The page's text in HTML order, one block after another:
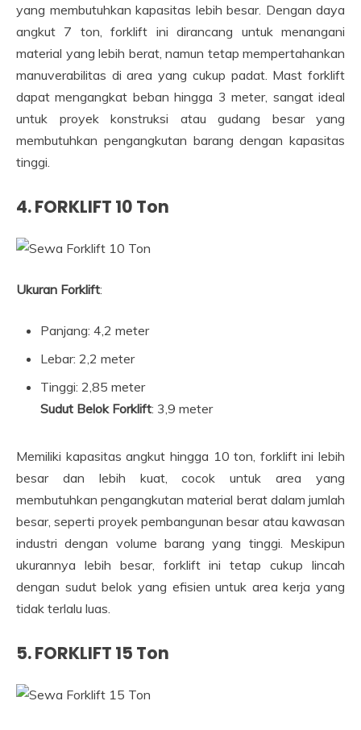
yang membutuhkan kapasitas lebih besar. Dengan daya
angkut 7 ton, forklift ini dirancang untuk menangani
material yang lebih berat, namun tetap mempertahankan
manuverabilitas di area yang cukup padat. Mast forklift
dapat mengangkat beban hingga 3 meter, sangat ideal
untuk proyek konstruksi atau gudang besar yang
membutuhkan pengangkutan barang dengan kapasitas
tinggi.
4.FORKLIFT 10 Ton
Ukuran Forklift:
Panjang: 4,2 meter
Lebar: 2,2 meter
Tinggi: 2,85 meter
Sudut Belok Forklift: 3,9 meter
Memiliki kapasitas angkut hingga 10 ton, forklift ini lebih
besar dan lebih kuat, cocok untuk area yang
membutuhkan pengangkutan material berat dalam jumlah
besar, seperti proyek pembangunan besar atau kawasan
industri dengan volume barang yang tinggi. Meskipun
ukurannya lebih besar, forklift ini tetap cukup lincah
dengan sudut belok yang efisien untuk area kerja yang
tidak terlalu luas.
5.FORKLIFT 15 Ton